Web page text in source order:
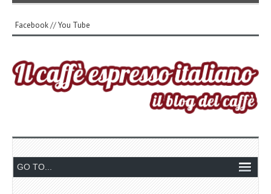
Facebook//You Tube